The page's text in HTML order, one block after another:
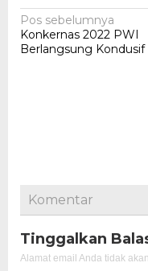
Navigasi
pos
Pos sebelumnya
Konkernas 2022 PWI
Berlangsung Kondusif
Komentar
Tinggalkan
Alamat email Anda tidak